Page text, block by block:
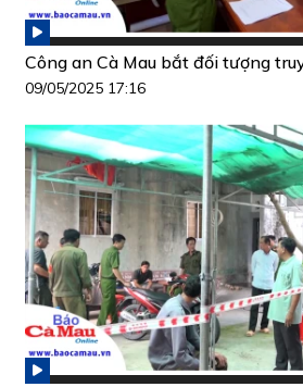
Công an Cà Mau bắt đối tượng
09/05/2025 17:16